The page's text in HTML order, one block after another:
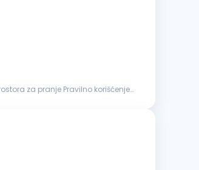
za pranje Pravilno korišćenje